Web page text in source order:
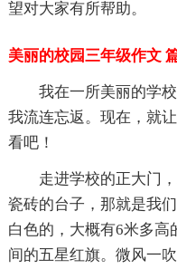
望对大家有所帮助。
美丽的校园三年级作文
我在一所美丽的学
我流连忘返。现在，就
看吧！
走进学校的正大门
瓷砖的台子，那就是我
白色的，大概有6米多高
间的五星红旗。微风一